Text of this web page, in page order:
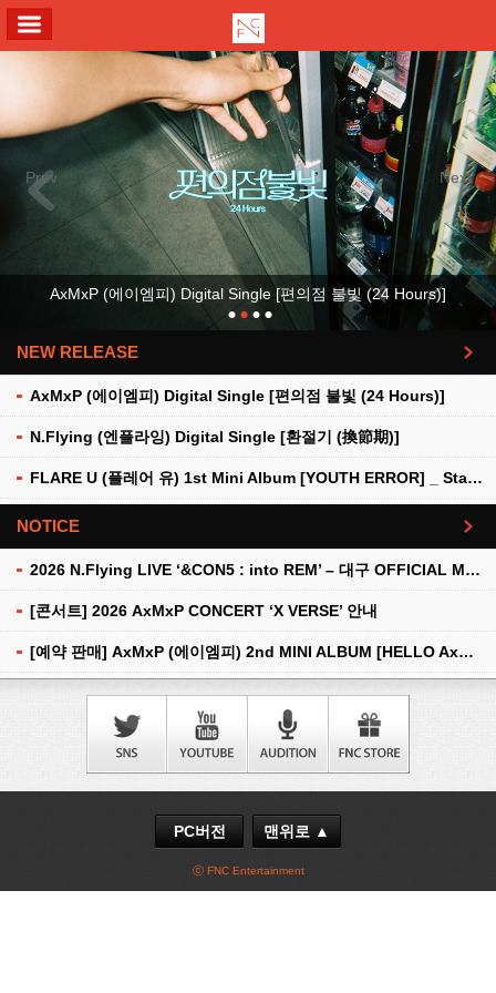
Previous Next
AxMxP (에이엠피) Digital Single [편의점 불빛 (24 Hours)]
NEW RELEASE
AxMxP (에이엠피) Digital Single [편의점 불빛 (24 Hours)]
N.Flying (엔플라잉) Digital Single [환절기 (換節期)]
FLARE U (플레어 유) 1st Mini Album [YOUTH ERROR] _ Stationery Kit Ver.
더보기
NOTICE
2026 N.Flying LIVE ‘&CON5 : into REM’ – 대구 OFFICIAL MD 현장 판매 안내
[콘서트] 2026 AxMxP CONCERT ‘X VERSE’ 안내
[예약 판매] AxMxP (에이엠피) 2nd MINI ALBUM [HELLO AxMxP] 예약 판매 안내
더보기
PC버전 맨위로 ▲
ⓒ FNC Entertainment